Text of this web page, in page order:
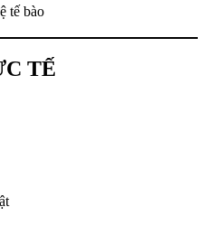
tế bào
TẾ